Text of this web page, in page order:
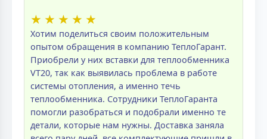
★ ★ ★ ★ ★
Хотим поделиться своим положительным
опытом обращения в компанию ТеплоГарант.
Приобрели у них вставки для теплообменника
VT20, так как выявилась проблема в работе
системы отопления, а именно течь
теплообменника. Сотрудники ТеплоГаранта
помогли разобраться и подобрали именно те
детали, которые нам нужны. Доставка заняла